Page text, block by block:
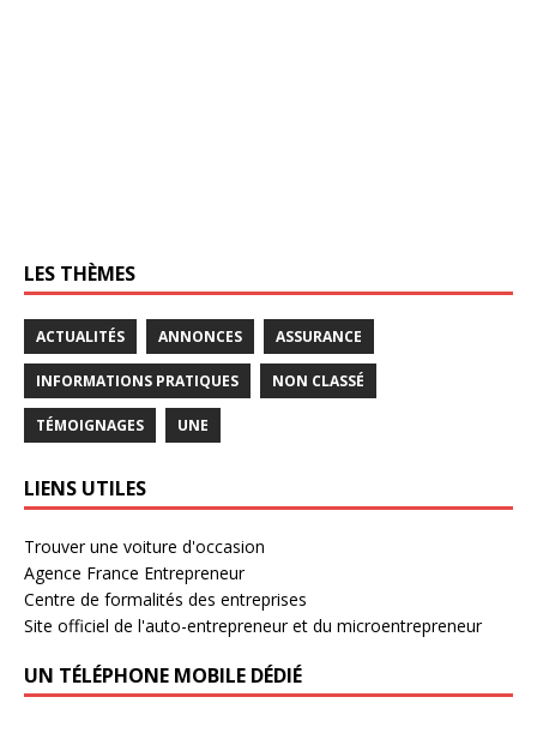
LES THÈMES
ACTUALITÉS ANNONCES ASSURANCE
INFORMATIONS PRATIQUES NON CLASSÉ
TÉMOIGNAGES UNE
LIENS UTILES
Trouver une voiture d'occasion
Agence France Entrepreneur
Centre de formalités des entreprises
Site officiel de l'auto-entrepreneur et du microentrepreneur
UN TÉLÉPHONE MOBILE DÉDIÉ